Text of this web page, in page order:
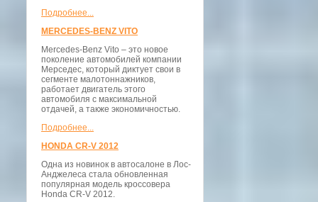
Подробнее...
MERCEDES-BENZ VITO
Mercedes-Benz Vito – это новое
поколение автомобилей компании
Мерседес, который диктует свои в
сегменте малотоннажников,
работает двигатель этого
автомобиля с максимальной
отдачей, а также экономичностью.
Подробнее...
HONDA CR-V 2012
Одна из новинок в автосалоне в Лос-
Анджелеса стала обновленная
популярная модель кроссовера
Honda CR-V 2012.